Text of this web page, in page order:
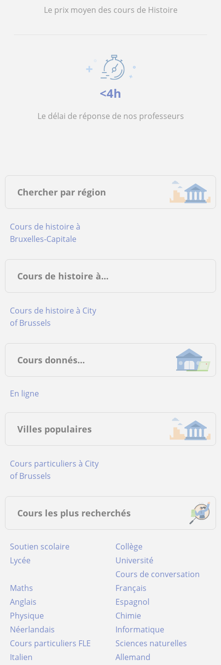
Le prix moyen des cours de Histoire
<4h
Le délai de réponse de nos professeurs
Chercher par région
Cours de histoire à
Bruxelles-Capitale
Cours de histoire à...
Cours de histoire à City
of Brussels
Cours donnés...
en ligne
Villes populaires
Cours particuliers à City
of Brussels
Cours les plus recherchés
Soutien scolaire
Collège
Lycée
Université
Cours de conversation
Maths
Français
Anglais
Espagnol
Physique
Chimie
Néerlandais
Informatique
Cours particuliers FLE
Sciences naturelles
Italien
Allemand